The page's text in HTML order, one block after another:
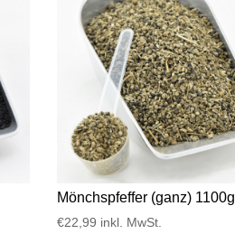
Mönchspfeffer (ganz) 1100g
€22,99 inkl. MwSt.